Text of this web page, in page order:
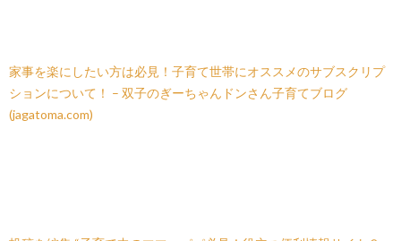
家事を楽にしたい方は必見！子育て世帯にオススメのサブスクリプ
ションについて！ – 双子のぎーちゃんドンさん子育てブログ
(jagatoma.com)